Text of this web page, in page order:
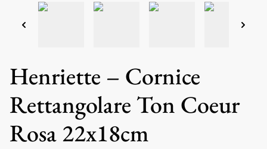
Henriette – Cornice
Rettangolare Ton Coeur
Rosa 22x18cm